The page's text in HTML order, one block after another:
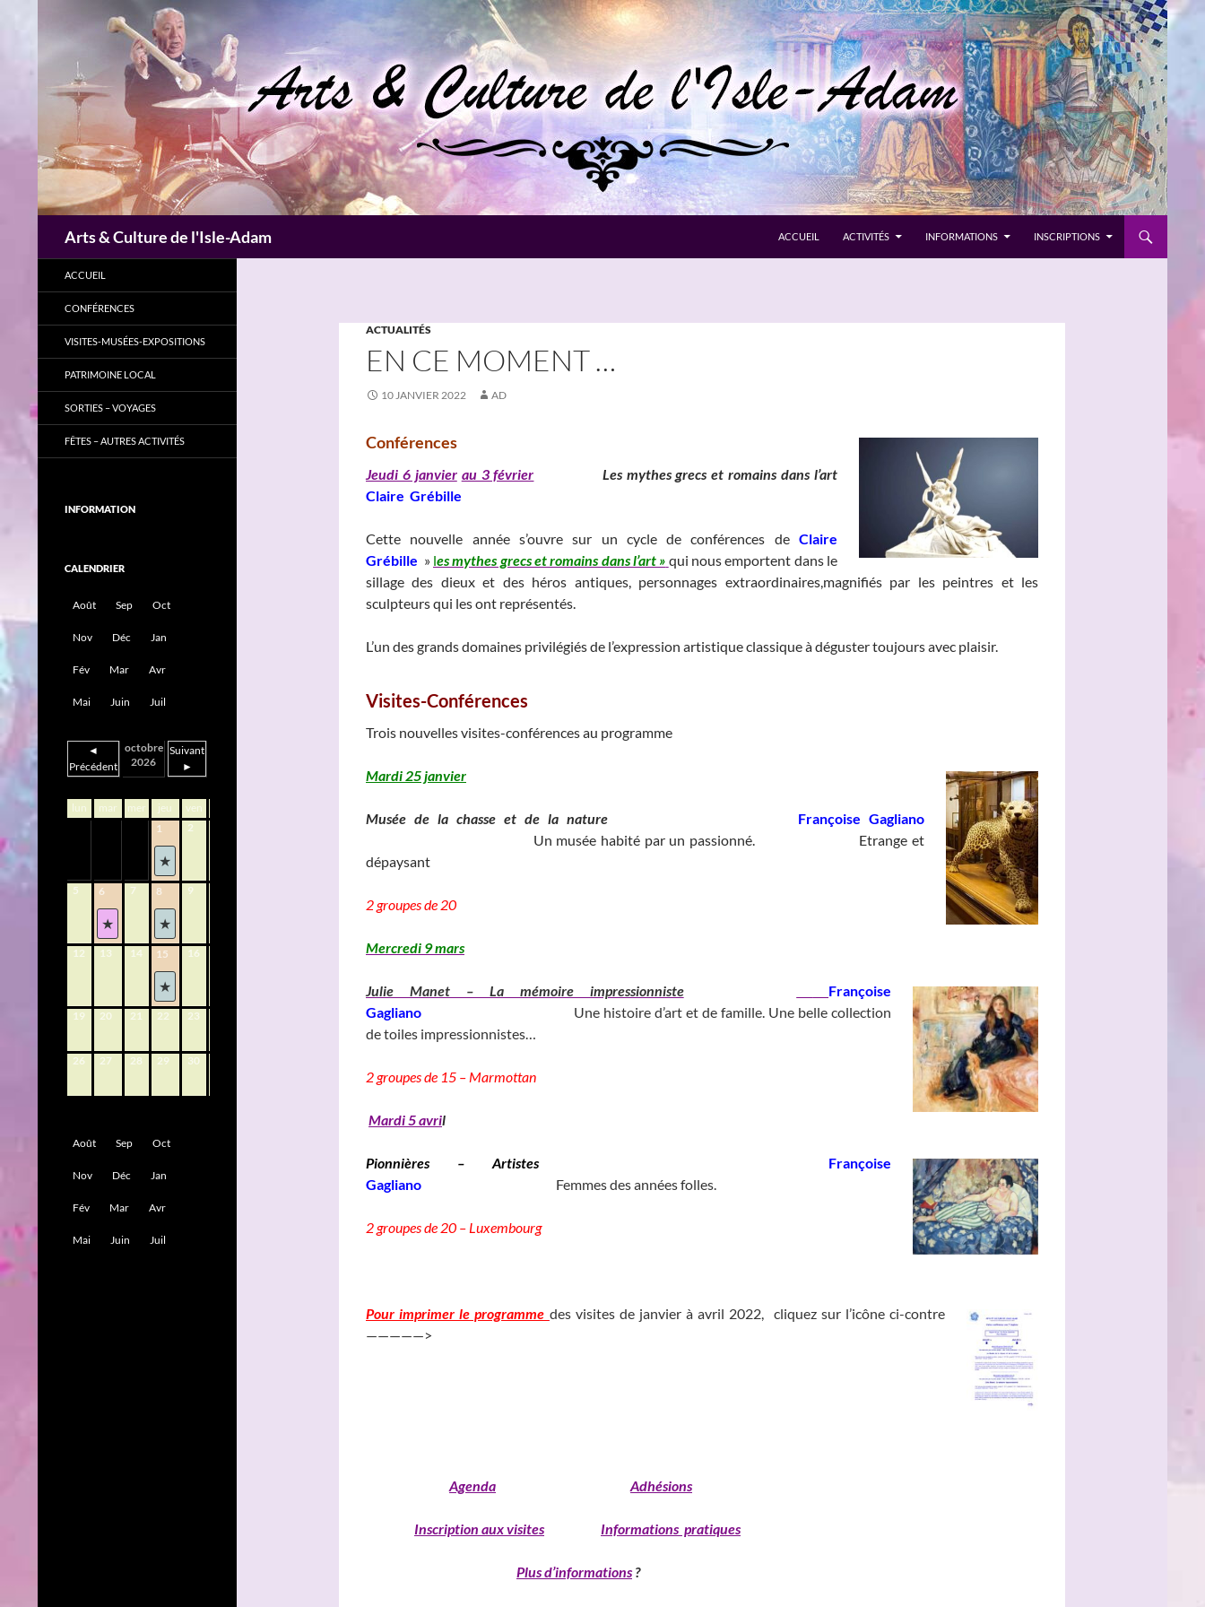
Arts & Culture de l'Isle-Adam ACCUEIL ACTIVITÉS INFORMATIONS INSCRIPTIONS
ACTUALITÉS
EN CE MOMENT …
10 JANVIER 2022 AD
Conférences
Jeudi 6 janvier au 3 février
Les mythes grecs et romains dans l’art
Claire Grébille
Cette nouvelle année s’ouvre sur un cycle de conférences de Claire
Grébille » les mythes grecs et romains dans l’art » qui nous emportent dans le
sillage des dieux et des héros antiques, personnages extraordinaires,magnifiés par les peintres et les
sculpteurs qui les ont représentés.
L’un des grands domaines privilégiés de l’expression artistique classique à déguster toujours avec plaisir.
Visites-Conférences
Trois nouvelles visites-conférences au programme
Mardi 25 janvier
Musée de la chasse et de la nature
Françoise Gagliano
Un musée habité par un passionné.
Etrange et
dépaysant
2 groupes de 20
Mercredi 9 mars
Julie Manet – La mémoire impressionniste
Françoise
Gagliano
Une histoire d’art et de famille. Une belle collection
de toiles impressionnistes…
2 groupes de 15 – Marmottan
Mardi 5 avril
Pionnières – Artistes
Françoise
Gagliano
Femmes des années folles.
2 groupes de 20 – Luxembourg
Pour imprimer le programme des visites de janvier à avril 2022, cliquez sur l’icône ci-contre
—————>
Agenda Adhésions
Inscription aux visites Informations pratiques
Plus d’informations ?
ACCUEIL
CONFÉRENCES
VISITES-MUSÉES-EXPOSITIONS
PATRIMOINE LOCAL
SORTIES – VOYAGES
FÊTES – AUTRES ACTIVITÉS
INFORMATION
CALENDRIER
Août Sep Oct
Nov Déc Jan
Fév Mar Avr
Mai Juin Juil
◄
Précédent
octobre
2026
Suivant
►
lun mar mer jeu ven
1
2
5 6 7 8 9
12 13 14 15 16
19 20 21 22 23
26 27 28 29 30
Août Sep Oct
Nov Déc Jan
Fév Mar Avr
Mai Juin Juil